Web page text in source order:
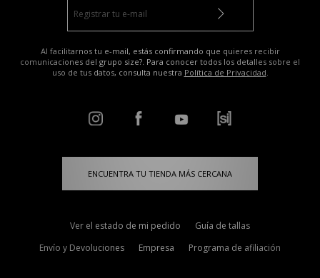
Al facilitarnos tu e-mail, estás confirmando que quieres recibir
comunicaciones del grupo size?. Para conocer todos los detalles sobre el
uso de tus datos, consulta nuestra Política de Privacidad.
ENCUENTRA TU TIENDA MÁS CERCANA
Ver el estado de mi pedido
Guía de tallas
Envío y Devoluciones
Empresa Programa de afiliación